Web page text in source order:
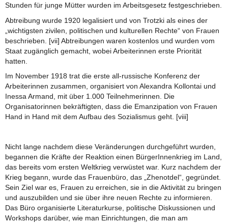
Stunden für junge Mütter wurden im Arbeitsgesetz festgeschrieben.
Abtreibung wurde 1920 legalisiert und von Trotzki als eines der
„wichtigsten zivilen, politischen und kulturellen Rechte“ von Frauen
beschrieben. [vii] Abtreibungen waren kostenlos und wurden vom
Staat zugänglich gemacht, wobei Arbeiterinnen erste Priorität
hatten.
Im November 1918 trat die erste all-russische Konferenz der
Arbeiterinnen zusammen, organisiert von Alexandra Kollontai und
Inessa Armand, mit über 1.000 Teilnehmerinnen. Die
Organisatorinnen bekräftigten, dass die Emanzipation von Frauen
Hand in Hand mit dem Aufbau des Sozialismus geht. [viii]
Nicht lange nachdem diese Veränderungen durchgeführt wurden,
begannen die Kräfte der Reaktion einen BürgerInnenkrieg im Land,
das bereits vom ersten Weltkrieg verwüstet war. Kurz nachdem der
Krieg begann, wurde das Frauenbüro, das „Zhenotdel“, gegründet.
Sein Ziel war es, Frauen zu erreichen, sie in die Aktivität zu bringen
und auszubilden und sie über ihre neuen Rechte zu informieren.
Das Büro organisierte Literaturkurse, politische Diskussionen und
Workshops darüber, wie man Einrichtungen, die man am